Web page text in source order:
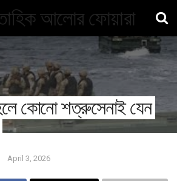
কোনো শত্রুসেনাই যেন
April 3, 2026